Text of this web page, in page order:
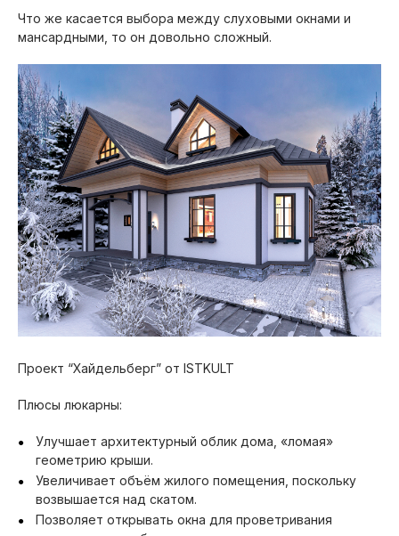
Что же касается выбора между слуховыми окнами и
мансардными, то он довольно сложный.
Проект “Хайдельберг” от ISTKULT
Плюсы люкарны:
Улучшает архитектурный облик дома, «ломая»
геометрию крыши.
Увеличивает объём жилого помещения, поскольку
возвышается над скатом.
Позволяет открывать окна для проветривания